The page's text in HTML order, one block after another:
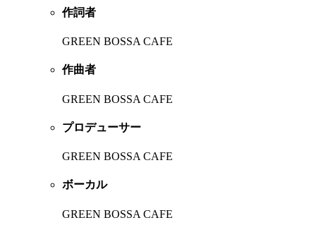
作詞者
GREEN BOSSA CAFE
作曲者
GREEN BOSSA CAFE
プロデューサー
GREEN BOSSA CAFE
ボーカル
GREEN BOSSA CAFE